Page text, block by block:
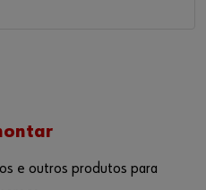
e outros produtos para